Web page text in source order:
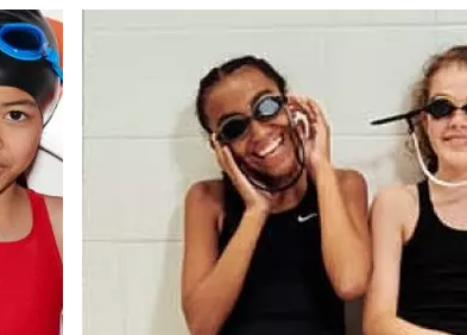
como
estamos